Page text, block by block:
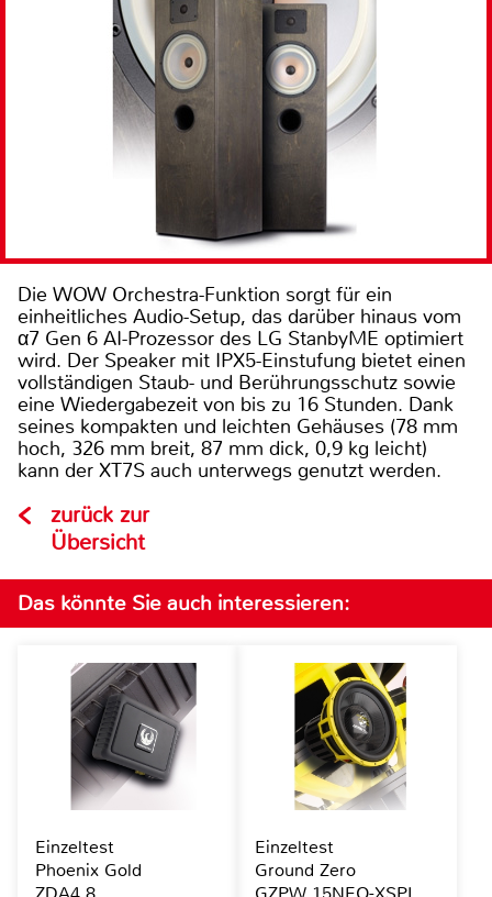
Die WOW Orchestra-Funktion sorgt für ein
einheitliches Audio-Setup, das darüber hinaus vom
α7 Gen 6 AI-Prozessor des LG StanbyME optimiert
wird. Der Speaker mit IPX5-Einstufung bietet einen
vollständigen Staub- und Berührungsschutz sowie
eine Wiedergabezeit von bis zu 16 Stunden. Dank
seines kompakten und leichten Gehäuses (78 mm
hoch, 326 mm breit, 87 mm dick, 0,9 kg leicht)
kann der XT7S auch unterwegs genutzt werden.
zurück zur
Übersicht
Das könnte Sie auch interessieren:
Einzeltest
Phoenix Gold
Einzeltest
Ground Zero